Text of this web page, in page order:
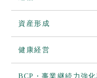
資産形成
健康経営
BCP・事業継続力強